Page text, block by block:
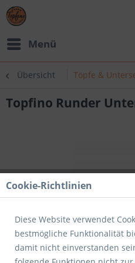
Menü
Übersicht Töpfe &
Topfino Runder
Cookie-Richtlinien
Diese Website verwendet
bestmögliche Funktionalität
damit nicht einverstanden